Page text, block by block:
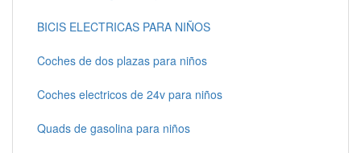
BICIS ELECTRICAS PARA NIÑOS
Coches de dos plazas para niños
Coches electricos de 24v para niños
Quads de gasolina para niños